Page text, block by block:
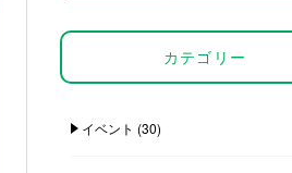
カテゴリー
イベント (30)